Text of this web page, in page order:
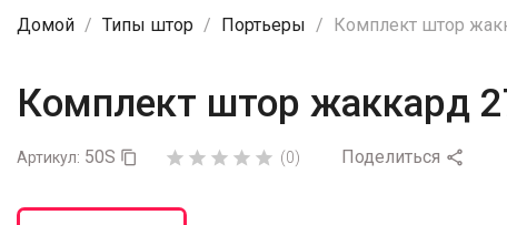
Домой Типы штор Портьеры Комплект штор
Комплект штор жаккард
Артикул: 50S       (0) Поделиться 